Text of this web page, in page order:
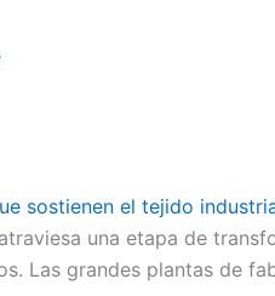
sostienen el tejido
una etapa de
Las grandes plantas de